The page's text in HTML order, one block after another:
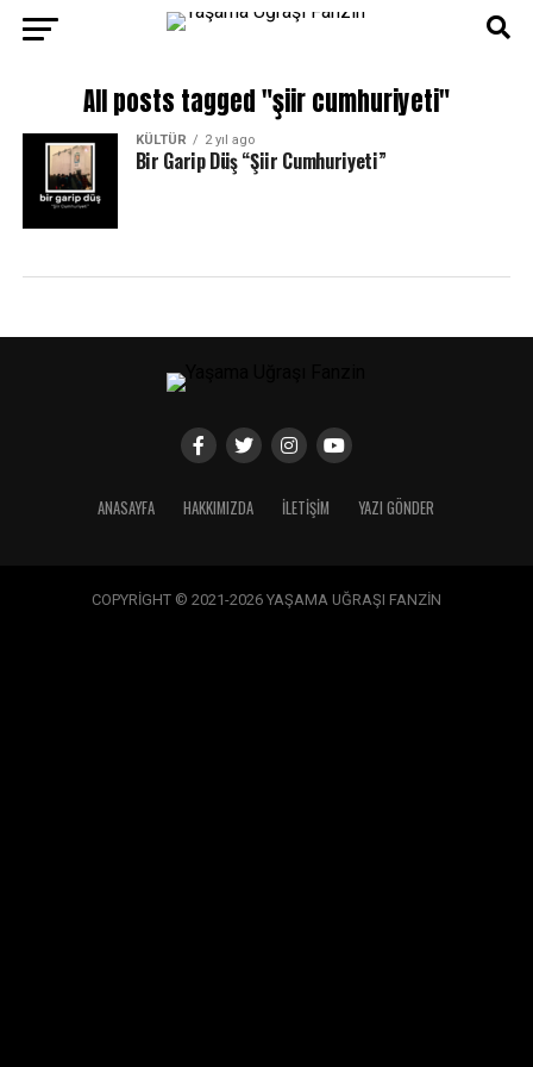
All posts tagged "şiir cumhuriyeti"
KÜLTÜR 2 yıl ago
Bir Garip Düş “Şiir Cumhuriyeti”
ANASAYFA HAKKIMIZDA İLETIŞIM YAZI GÖNDER
COPYRİGHT © 2021-2026 YAŞAMA UĞRAŞI FANZİN